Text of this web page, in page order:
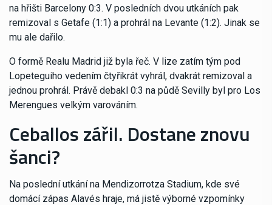
na hřišti Barcelony 0:3. V posledních dvou utkáních pak
remizoval s Getafe (1:1) a prohrál na Levante (1:2). Jinak se
mu ale dařilo.
O formě Realu Madrid již byla řeč. V lize zatím tým pod
Lopeteguiho vedením čtyřikrát vyhrál, dvakrát remizoval a
jednou prohrál. Právě debakl 0:3 na půdě Sevilly byl pro Los
Merengues velkým varováním.
Ceballos zářil. Dostane znovu
šanci?
Na poslední utkání na Mendizorrotza Stadium, kde své
domácí zápas Alavés hraje, má jistě výborné vzpomínky